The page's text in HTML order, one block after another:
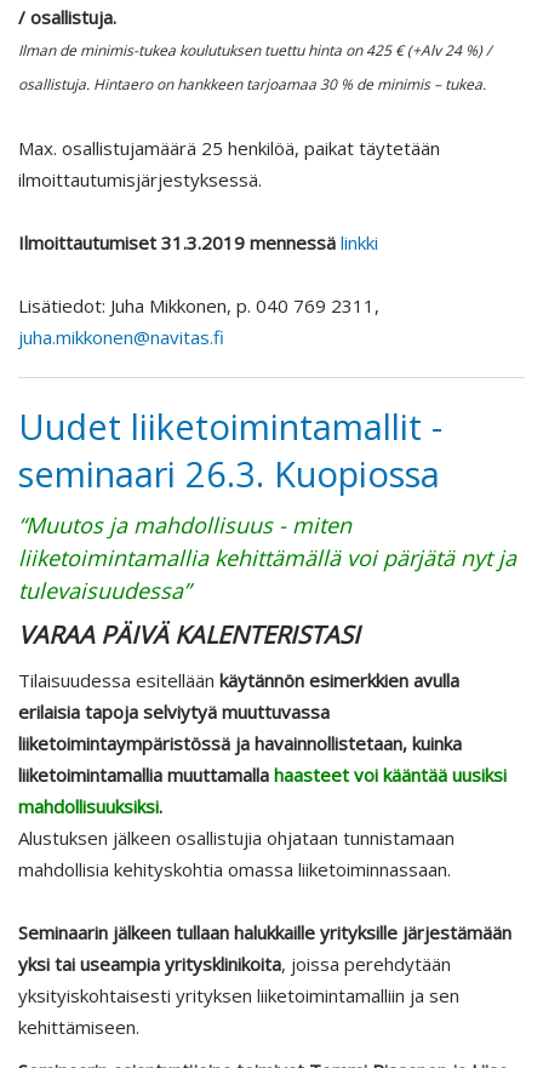
/ osallistuja.
Ilman de minimis-tukea koulutuksen tuettu hinta on 425 € (+Alv 24 %) /
osallistuja. Hintaero on hankkeen tarjoamaa 30 % de minimis – tukea.
Max. osallistujamäärä 25 henkilöä, paikat täytetään
ilmoittautumisjärjestyksessä.
Ilmoittautumiset 31.3.2019 mennessä linkki
Lisätiedot: Juha Mikkonen, p. 040 769 2311,
juha.mikkonen@navitas.fi
Uudet liiketoimintamallit -
seminaari 26.3. Kuopiossa
“Muutos ja mahdollisuus - miten
liiketoimintamallia kehittämällä voi pärjätä nyt ja
tulevaisuudessa”
VARAA PÄIVÄ KALENTERISTASI
Tilaisuudessa esitellään käytännön esimerkkien avulla
erilaisia tapoja selviytyä muuttuvassa
liiketoimintaympäristössä ja havainnollistetaan, kuinka
liiketoimintamallia muuttamalla haasteet voi kääntää uusiksi
mahdollisuuksiksi.
Alustuksen jälkeen osallistujia ohjataan tunnistamaan
mahdollisia kehityskohtia omassa liiketoiminnassaan.
Seminaarin jälkeen tullaan halukkaille yrityksille järjestämään
yksi tai useampia yritysklinikoita, joissa perehdytään
yksityiskohtaisesti yrityksen liiketoimintamalliin ja sen
kehittämiseen.